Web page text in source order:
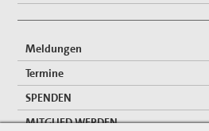
Meldungen
Termine
SPENDEN
MITGLIED WERDEN